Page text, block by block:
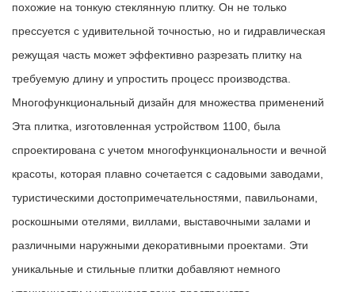
похожие на тонкую стеклянную плитку. Он не только
прессуется с удивительной точностью, но и гидравлическая
режущая часть может эффективно разрезать плитку на
требуемую длину и упростить процесс производства.
Многофункциональный дизайн для множества применений
Эта плитка, изготовленная устройством 1100, была
спроектирована с учетом многофункциональности и вечной
красоты, которая плавно сочетается с садовыми заводами,
туристическими достопримечательностями, павильонами,
роскошными отелями, виллами, выставочными залами и
различными наружными декоративными проектами. Эти
уникальные и стильные плитки добавляют немного